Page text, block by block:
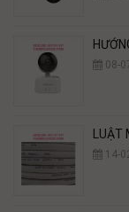
08-
14-